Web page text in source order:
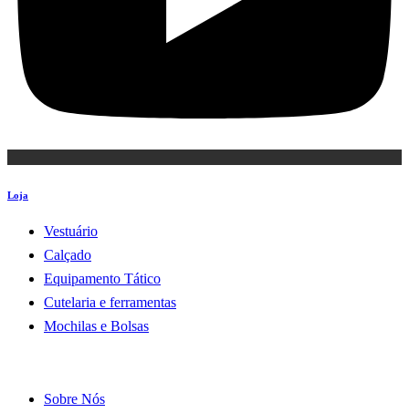
Loja
Vestuário
Calçado
Equipamento Tático
Cutelaria e ferramentas
Mochilas e Bolsas
Sobre Nós